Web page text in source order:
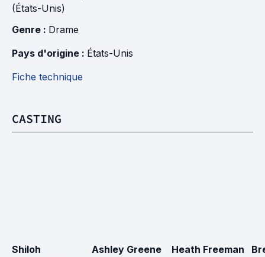
(États-Unis)
Genre : Drame
Pays d'origine : États-Unis
Fiche technique
CASTING
Shiloh
Ashley Greene
Heath Freeman